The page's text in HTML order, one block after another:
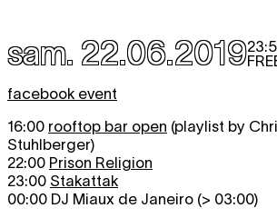
sam. 22.06.2019
facebook event
16:00 rooftop bar open (playlist by
Stuhlberger)
22:00 Prison Religion
23:00 Stakattak
00:00 DJ Miaux de Janeiro (> 03:00)